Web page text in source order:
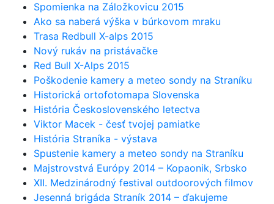
Spomienka na Záložkovicu 2015
Ako sa naberá výška v búrkovom mraku
Trasa Redbull X-alps 2015
Nový rukáv na pristávačke
Red Bull X-Alps 2015
Poškodenie kamery a meteo sondy na Straníku
Historická ortofotomapa Slovenska
História Československého letectva
Viktor Macek - česť tvojej pamiatke
História Straníka - výstava
Spustenie kamery a meteo sondy na Straníku
Majstrovstvá Európy 2014 – Kopaonik, Srbsko
XII. Medzinárodný festival outdoorových filmov
Jesenná brigáda Straník 2014 – ďakujeme